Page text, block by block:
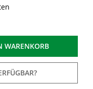
WARENKORB